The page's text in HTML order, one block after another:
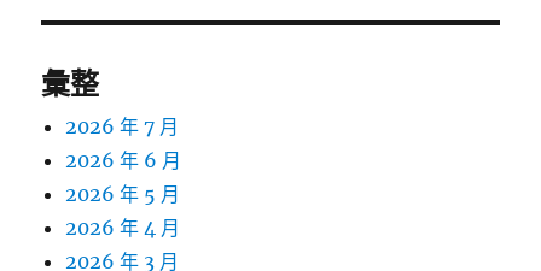
彙整
2026 年 7 月
2026 年 6 月
2026 年 5 月
2026 年 4 月
2026 年 3 月